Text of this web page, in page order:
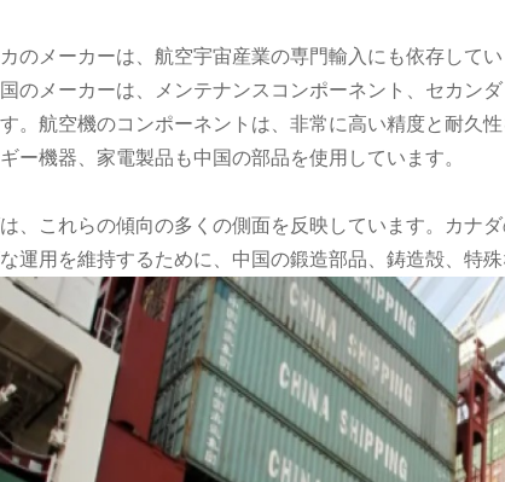
のメーカーは、航空宇宙産業の専門輸入にも依存して
のメーカーは、メンテナンスコンポーネント、セカン
。航空機のコンポーネントは、非常に高い精度と耐久
ー機器、家電製品も中国の部品を使用しています。
、これらの傾向の多くの側面を反映しています。カナ
運用を維持するために、中国の鍛造部品、鋳造殻、特